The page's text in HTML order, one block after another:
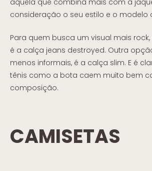
consideração o seu estilo e o modelo
Para quem busca um visual mais
é a calça jeans destroyed. Outra
menos informais, é a calça slim. E é
tênis como a bota caem muito bem
composição.
CAMISETAS